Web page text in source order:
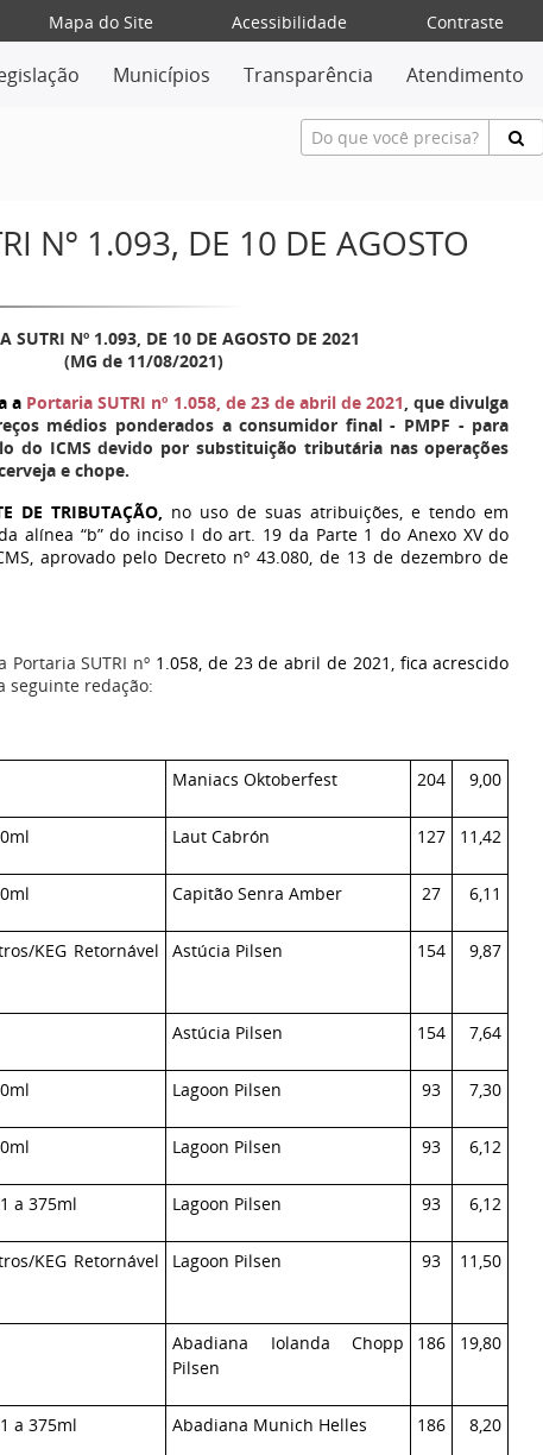
Mapa do Site Acessibilidade
Contraste
Municípios Transparência Atendimento
Nº 1.093, DE 10 DE AGOSTO
SUTRI Nº 1.093, DE 10 DE AGOSTO DE 2021
(MG de 11/08/2021)
a Portaria SUTRI nº 1.058, de 23 de abril de 2021, que divulga
médios ponderados a consumidor final- PMPF - para
do ICMS devido por substituição tributária nas operações
e chope.
DE TRIBUTAÇÃO, no uso de suas atribuições, e tendo em
alínea “b” do inciso I do art. 19 da Parte 1 do Anexo XV do
aprovado pelo Decreto nº 43.080, de 13 de dezembro de
Portaria SUTRI nº 1.058, de 23 de abril de 2021, fica acrescido
seguinte redação:
Maniacs Oktoberfest 204 9,00
Laut Cabrón 127 11,42
Capitão Senra Amber 27 6,11
KEG Retornável
Astúcia Pilsen 154 9,87
Astúcia Pilsen 154 7,64
Lagoon Pilsen 93 7,30
Lagoon Pilsen 93 6,12
a 375ml Lagoon Pilsen 93 6,12
KEG Retornável
Lagoon Pilsen 93 11,50
Abadiana Iolanda Chopp
Pilsen
186 19,80
a 375ml Abadiana Munich Helles 186 8,20